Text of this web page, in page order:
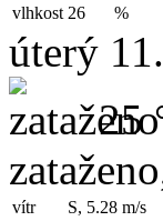
vlhkost 26 %
úterý
25
vítr S, 5.28 m/s